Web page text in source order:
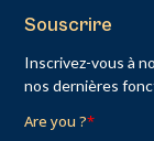
Souscrire
Inscrivez-vous à
nos dernières